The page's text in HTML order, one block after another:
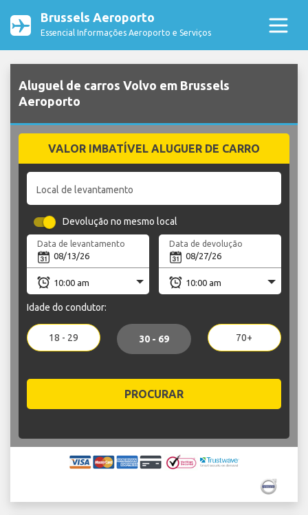
Brussels Aeroporto
Essencial Informações Aeroporto e Serviços
Aluguel de carros Volvo em Brussels
Aeroporto
VALOR IMBATÍVEL ALUGUER DE CARRO
Local de levantamento
Devolução no mesmo local
Data de levantamento Data de devolução
Idade do condutor:
18 - 29 30 - 69 70+
PROCURAR